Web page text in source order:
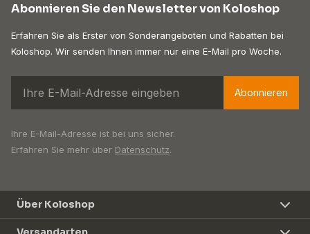
Abonnieren Sie den Newsletter von Koloshop
Erfahren Sie als Erster von Sonderangeboten und Rabatten bei
Koloshop. Wir senden Ihnen immer nur eine E-Mail pro Woche.
Abonnieren
Ihre E-Mail-Adresse ist bei uns sicher.
Erfahren Sie mehr über Datenschutz.
Über Koloshop